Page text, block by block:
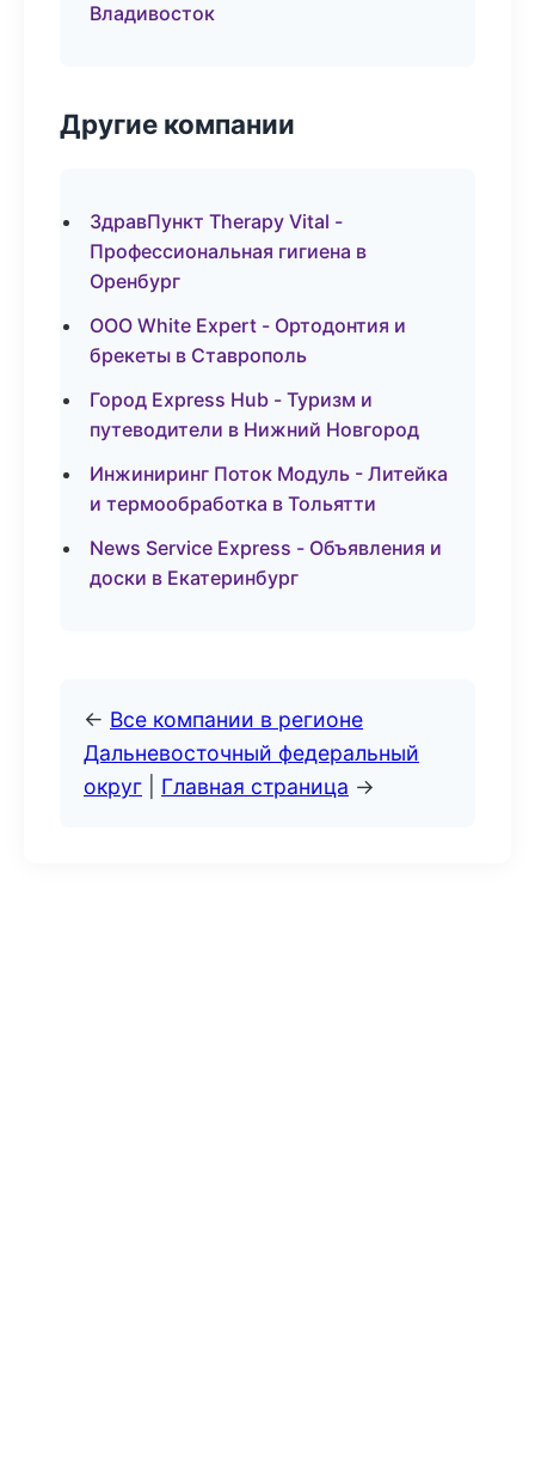
Владивосток
Другие компании
ЗдравПункт Therapy Vital -
Профессиональная гигиена в
Оренбург
ООО White Expert - Ортодонтия и
брекеты в Ставрополь
Город Express Hub - Туризм и
путеводители в Нижний Новгород
Инжиниринг Поток Модуль - Литейка
и термообработка в Тольятти
News Service Express - Объявления и
доски в Екатеринбург
← Все компании в регионе
Дальневосточный федеральный
округ
Главная страница →